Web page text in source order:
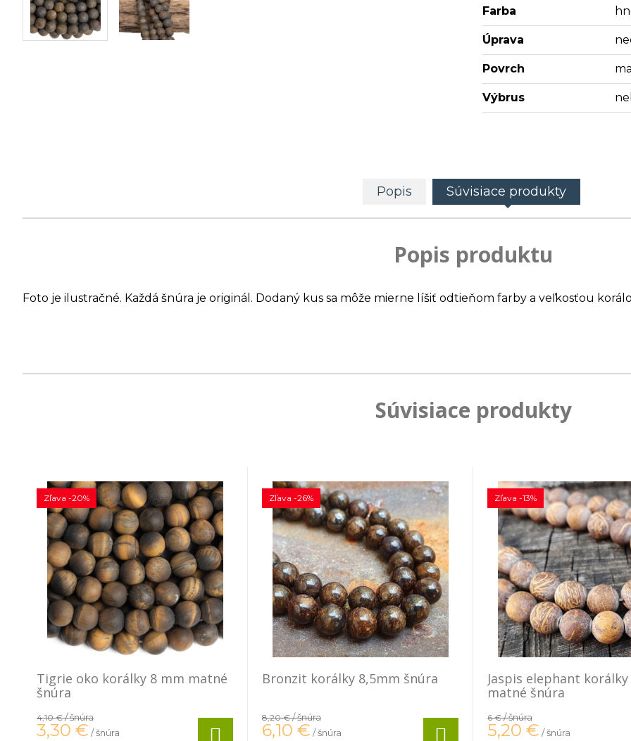
Farba
Úprava
Povrch
Výbrus
Popis Súvisiace produkty
Popis produktu
Foto je ilustračné. Každá šnúra je originál. Dodaný kus sa môže mierne líšiť odtieňom farby a veľkosťou
Súvisiace produkty
Tigrie oko korálky 8 mm matné
šnúra
Zľava -20%
4,10 €/ šnúra
3,30 € / šnúra
Bronzit korálky 8,5mm šnúra
Zľava -26%
8,20 €/ šnúra
6,10 € / šnúra
Jaspis elephant
matné šnúra
Zľava -13%
6 €/ šnúra
5,20 € / šnúra